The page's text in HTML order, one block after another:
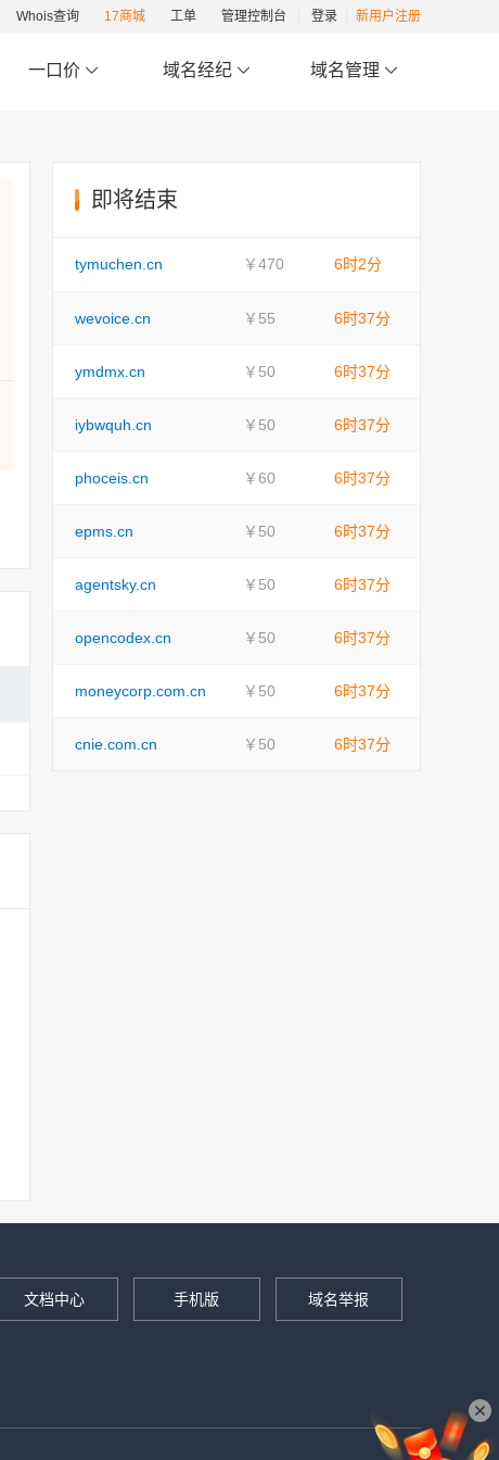
Whois查询 17商城 工单 管理控制台 登录 新用户注册
一口价 域名经纪 域名管理
即将结束
tymuchen.cn ￥470 6时2分
wevoice.cn ￥55 6时37分
ymdmx.cn ￥50 6时37分
iybwquh.cn ￥50 6时37分
phoceis.cn ￥60 6时37分
epms.cn ￥50 6时37分
agentsky.cn ￥50 6时37分
opencodex.cn ￥50 6时37分
moneycorp.com.cn ￥50 6时37分
cnie.com.cn ￥50 6时37分
文档中心 手机版 域名举报